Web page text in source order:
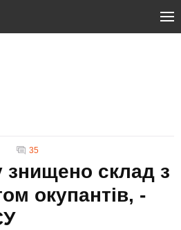
35
склад з
окупантів, -